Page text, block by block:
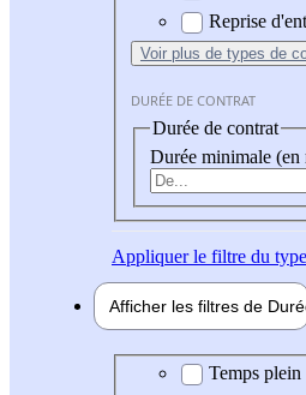
Reprise
Voir plus de types de
DURÉE DE CONTRAT
Durée de contrat
Durée minimale (en
Appliquerle filtre du
Afficher les filtres de
Durée hebdomadaire
Temps plein